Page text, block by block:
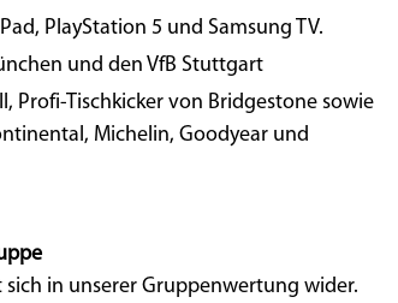
PlayStation 5 und Samsung TV.
und den VfB Stuttgart
Profi-Tischkicker von Bridgestone sowie
Michelin, Goodyear und
in unserer Gruppenwertung wider.